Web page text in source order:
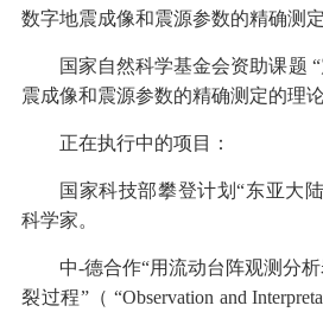
数字地震成像和震源参数的精确测
国家自然科学基金会资助课题
震成像和震源参数的精确测定的理
正在执行中的项目：
国家科技部攀登计划“东亚大
科学家。
中-德合作“用流动台阵观测分
裂过程”（ “Observation and